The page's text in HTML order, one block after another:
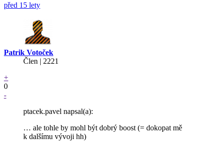
před 15 lety
Patrik Votoček
Člen | 2221
+
0
-
ptacek.pavel napsal(a):
… ale tohle by mohl být dobrý boost (= dokopat mě
k dalšímu vývoji hh)